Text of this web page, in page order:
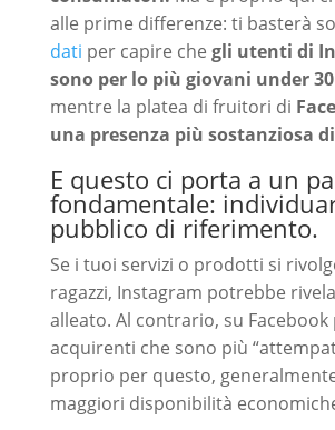
alle prime differenze: ti basterà
dati per capire che gli utenti di
sono per lo più giovani under
mentre la platea di fruitori di
una presenza più sostanziosa
E questo ci porta a un
fondamentale:
pubblico di riferimento.
Se i tuoi servizi o prodotti si
ragazzi, Instagram potrebbe
alleato. Al contrario, su
acquirenti che sono più
proprio per questo,
maggiori disponibilità